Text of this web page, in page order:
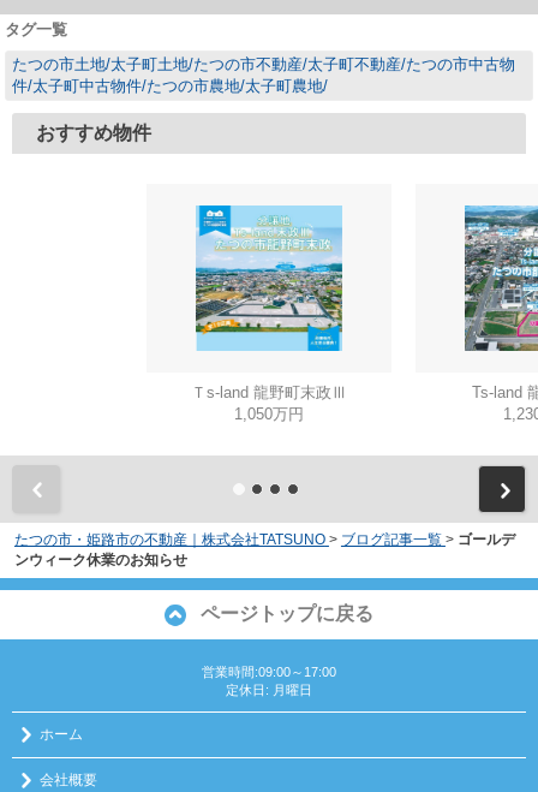
タグ一覧
たつの市土地/太子町土地/たつの市不動産/太子町不動産/たつの市中古物
件/太子町中古物件/たつの市農地/太子町農地/
おすすめ物件
Ｔs-land 龍野町末政Ⅲ
1,050万円
Ts-land
たつの市・姫路市の不動産｜株式会社TATSUNO > ブログ記事一覧 > ゴールデ
ンウィーク休業のお知らせ
ページトップに戻る
営業時間:09:00～17:00
定休日: 月曜日
ホーム
会社概要